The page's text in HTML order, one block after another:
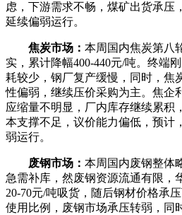
虑，下游需求不畅，煤矿出货承压
延续偏弱运行。
焦炭市场： 本周国内焦炭第八
实，累计降幅400-440元/吨。终端
耗较少，钢厂复产缓慢，同时，焦
性偏弱，继续压价采购为主。焦企
应缩量不明显，厂内库存继续累积
本支撑不足，议价能力偏低，预计
弱运行。
废钢市场： 本周国内废钢整体
急需补库，然废钢资源流通有限，
20-70元/吨吸货，随后钢材价格承
使用比例，废钢市场承压转弱，同